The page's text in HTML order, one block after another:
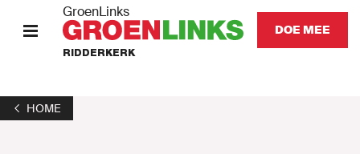
GroenLinks
RIDDERKERK
DOE MEE
HOME
HOME